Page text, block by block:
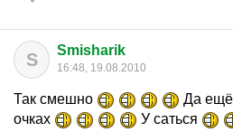
S Smisharik
16:48, 19.08.2010
Так смешно
Да ещё
очках
У саться